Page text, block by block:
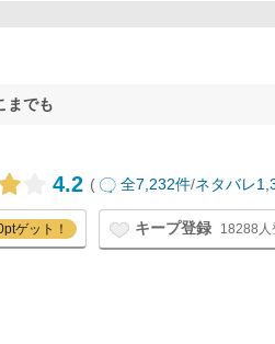
までも
4.2 ( 全7,232件/ネタバレ
ゲット！ キープ登録 18288人